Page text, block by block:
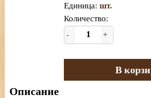
Единица: шт.
Количество:
- +
В
Описание